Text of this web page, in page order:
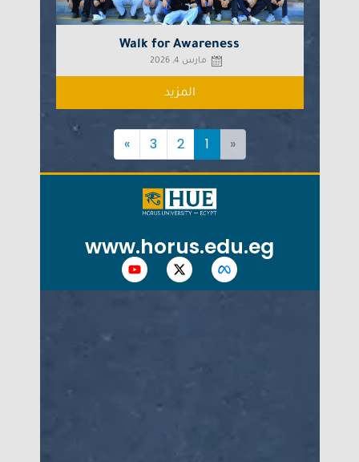
Walk for Awareness
مارس 4, 2026
المزيد
«
1
2
3
»
www.horus.edu.eg